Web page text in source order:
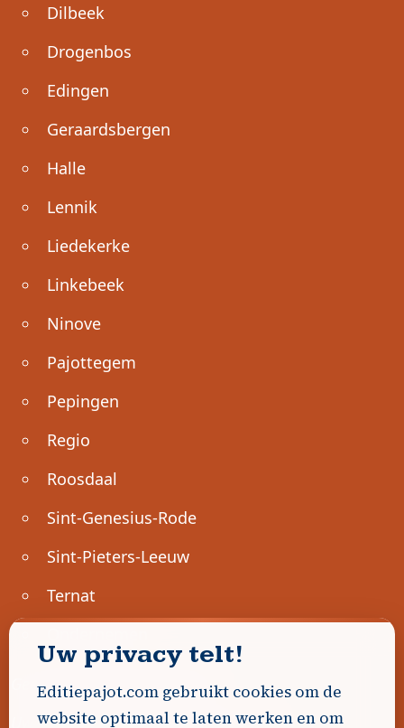
Dilbeek
Drogenbos
Edingen
Geraardsbergen
Halle
Lennik
Liedekerke
Linkebeek
Ninove
Pajottegem
Pepingen
Regio
Roosdaal
Sint-Genesius-Rode
Sint-Pieters-Leeuw
Ternat
Geen advertenties gevonden.
Uw advertentie hier? Contacteer ons!
Uw privacy telt!
Editiepajot.com gebruikt cookies om de
website optimaal te laten werken en om